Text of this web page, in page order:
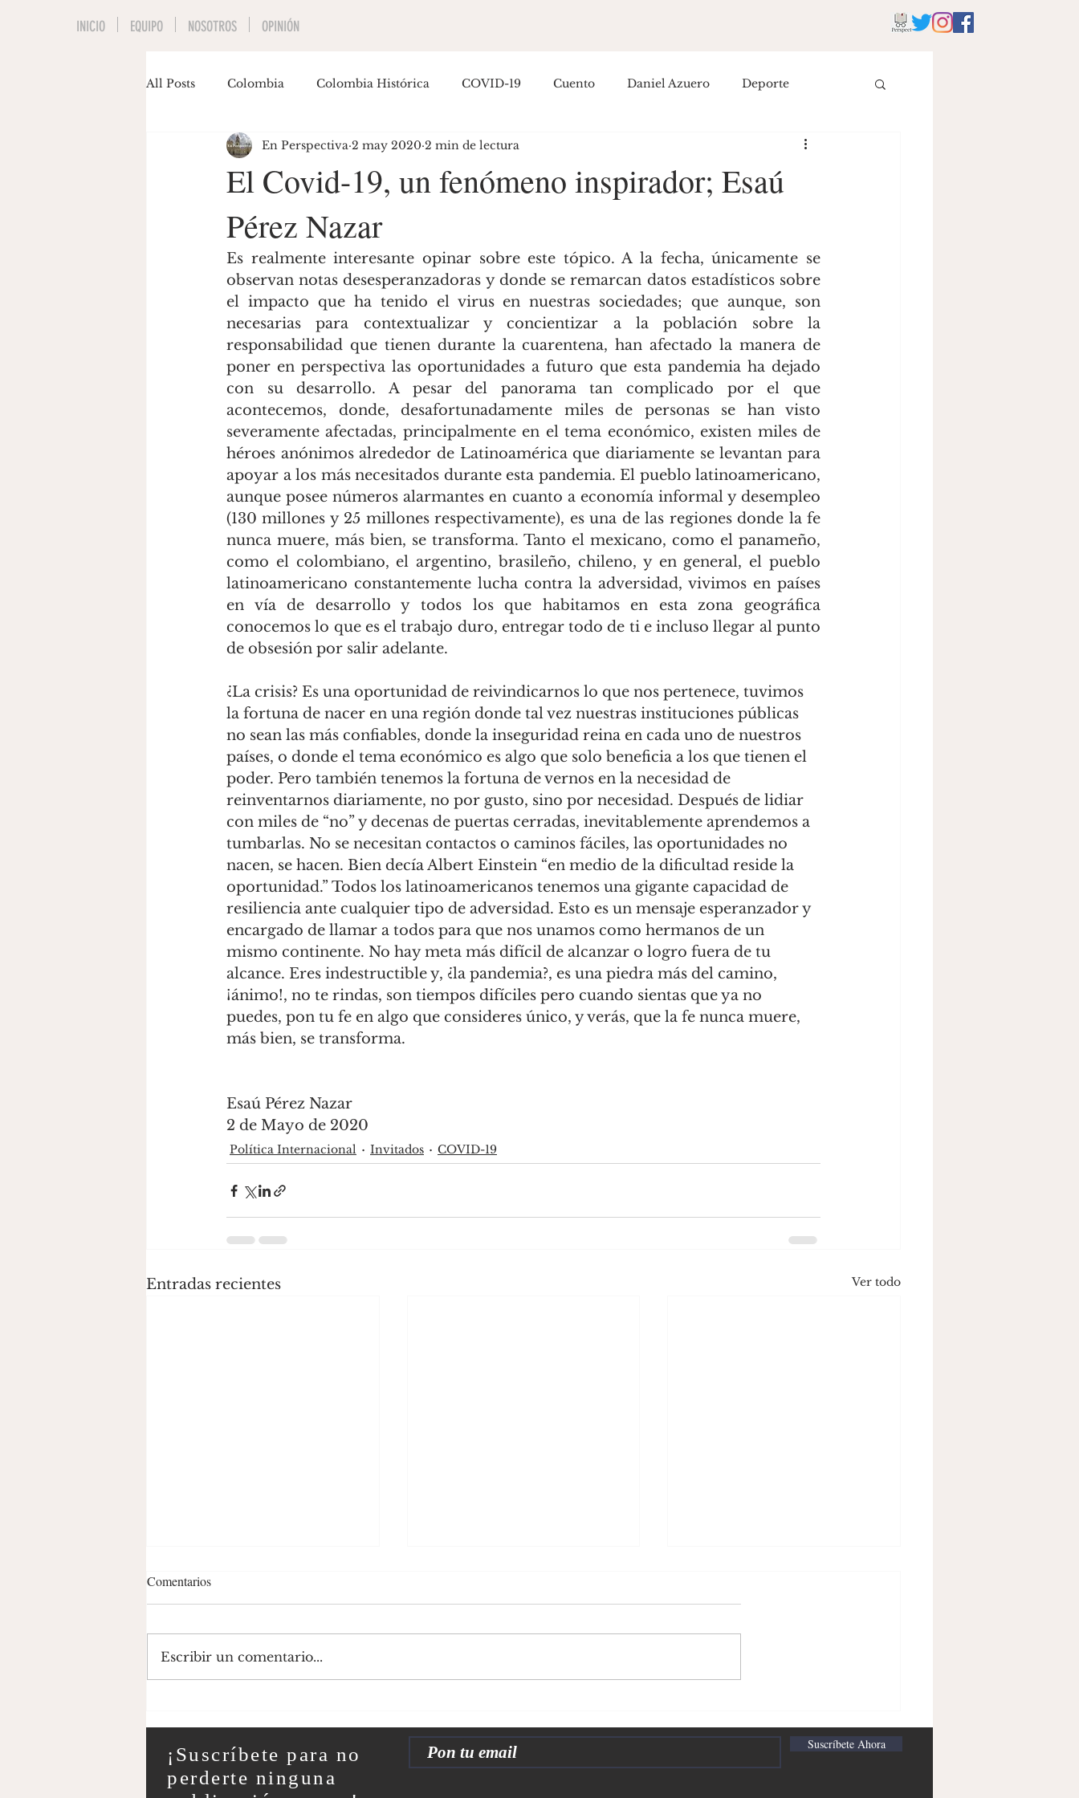
All Posts Colombia Colombia Histórica COVID-19 Cuento Daniel Azuero Deporte
Economía Educación Empoderamiento Entretenimiento Literatura
Gastón Siegmund Maria José Hernández
El Covid-19, un fenómeno inspirador; Esaú
Pérez Nazar
En Perspectiva 2 may 2020 2 min de lectura
Es realmente interesante opinar sobre este tópico. A la fecha, únicamente se
observan notas desesperanzadoras y donde se remarcan datos estadísticos sobre
el impacto que ha tenido el virus en nuestras sociedades; que aunque, son
necesarias para contextualizar y concientizar a la población sobre la
responsabilidad que tienen durante la cuarentena, han afectado la manera de
poner en perspectiva las oportunidades a futuro que esta pandemia ha dejado
con su desarrollo. A pesar del panorama tan complicado por el que
acontecemos, donde, desafortunadamente miles de personas se han visto
severamente afectadas, principalmente en el tema económico, existen miles de
héroes anónimos alrededor de Latinoamérica que diariamente se levantan para
apoyar a los más necesitados durante esta pandemia. El pueblo latinoamericano,
aunque posee números alarmantes en cuanto a economía informal y desempleo
(130 millones y 25 millones respectivamente), es una de las regiones donde la fe
nunca muere, más bien, se transforma. Tanto el mexicano, como el panameño,
como el colombiano, el argentino, brasileño, chileno, y en general, el pueblo
latinoamericano constantemente lucha contra la adversidad, vivimos en países
en vía de desarrollo y todos los que habitamos en esta zona geográfica
conocemos lo que es el trabajo duro, entregar todo de ti e incluso llegar al punto
de obsesión por salir adelante.
¿La crisis? Es una oportunidad de reivindicarnos lo que nos pertenece, tuvimos
la fortuna de nacer en una región donde tal vez nuestras instituciones públicas
no sean las más confiables, donde la inseguridad reina en cada uno de nuestros
países, o donde el tema económico es algo que solo beneficia a los que tienen el
poder. Pero también tenemos la fortuna de vernos en la necesidad de
reinventarnos diariamente, no por gusto, sino por necesidad. Después de lidiar
con miles de “no” y decenas de puertas cerradas, inevitablemente aprendemos a
tumbarlas. No se necesitan contactos o caminos fáciles, las oportunidades no
nacen, se hacen. Bien decía Albert Einstein “en medio de la dificultad reside la
oportunidad.” Todos los latinoamericanos tenemos una gigante capacidad de
resiliencia ante cualquier tipo de adversidad. Esto es un mensaje esperanzador y
encargado de llamar a todos para que nos unamos como hermanos de un
mismo continente. No hay meta más difícil de alcanzar o logro fuera de tu
alcance. Eres indestructible y, ¿la pandemia?, es una piedra más del camino,
¡ánimo!, no te rindas, son tiempos difíciles pero cuando sientas que ya no
puedes, pon tu fe en algo que consideres único, y verás, que la fe nunca muere,
más bien, se transforma.
Esaú Pérez Nazar
2 de Mayo de 2020
Política Internacional Invitados COVID-19
Entradas recientes Ver todo
Explicación de la Situación en
Taiwán
historia desde el siglo XV hasta
el siglo XXI
Comentarios
Escribir un comentario...
INICIO EQUIPO NOSOTROS OPINIÓN
¡Suscríbete para no
perderte ninguna
Suscríbete Ahora